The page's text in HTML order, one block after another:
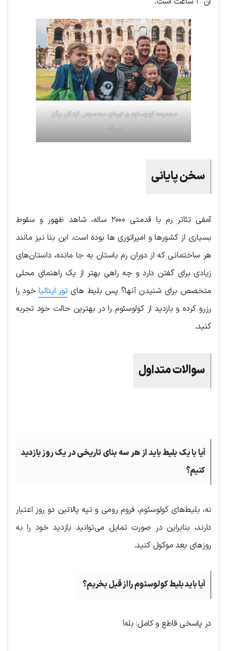
مجموعه کولوسئوم رم تورهای مخصوص کودکان برگزار
می‌کند
سخن پایانی
آمفی تئاتر رم با قدمتی ۲۰۰۰ ساله، شاهد ظهور و سقوط
بسیاری از کشورها و امپراتوری ها بوده است. این بنا نیز مانند
هر ساختمانی که از دوران رم باستان به جا مانده، داستان‌های
زیادی برای گفتن دارد و چه راهی بهتر از یک راهنمای محلی
متخصص برای شنیدن آنها؟ پس بلیط های تور ایتالیا خود را
رزرو کرده و بازدید از کولوسئوم را در بهترین حالت خود تجربه
کنید.
سوالات متداول
آیا با یک بلیط باید از هر سه بنای تاریخی در یک روز بازدید
کنیم؟
نه، بلیط‌های کولوسئوم، فروم رومی و تپه پالاتین دو روز اعتبار
دارند، بنابراین در صورت تمایل می‌توانید بازدید خود را به
روزهای بعد موکول کنید.
آیا باید بلیط کولوسئوم را از قبل بخریم؟
در پاسخی قاطع و کامل: بله!